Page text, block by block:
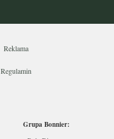
Reklama
Regulamin
Grupa Bonnier: